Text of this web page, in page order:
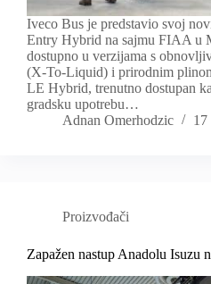
Iveco Bus je predstavio svoj
Entry Hybrid na sajmu FIAA u
dostupno u verzijama s
(X-To-Liquid) i prirodnim
LE Hybrid, trenutno dostupan
gradsku upotrebu…
Adnan Omerhodzic
17
Proizvođači
Zapažen nastup Anadolu Isuzu